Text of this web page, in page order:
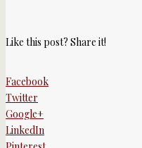
Like this post? Share it!
Facebook
Twitter
Google+
LinkedIn